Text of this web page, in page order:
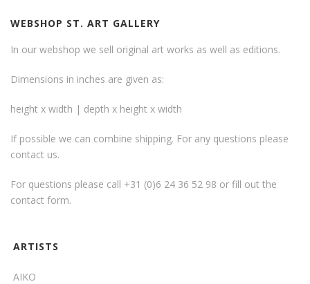
WEBSHOP ST. ART GALLERY
In our webshop we sell original art works as well as editions.
Dimensions in inches are given as:
height x width | depth x height x width
If possible we can combine shipping. For any questions please
contact us.
For questions please call +31 (0)6 24 36 52 98 or fill out the
contact form.
ARTISTS
AIKO